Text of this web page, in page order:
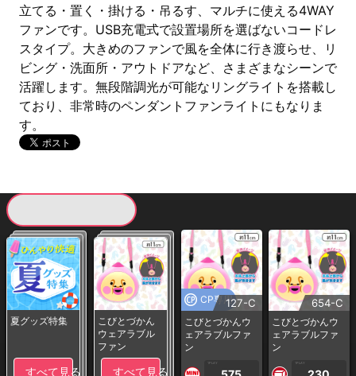
立てる・置く・掛ける・吊るす、マルチに使える4WAY
ファンです。USB充電式で設置場所を選ばないコードレ
スタイプ。大きめのファンで風を全体に行き渡らせ、リ
ビング・洗面所・アウトドアなど、さまざまなシーンで
活躍します。無段階調光が可能なリングライトを搭載し
ており、非常時のペンダントファンライトにもなりま
す。
夏グッズ特集
すべて見る
こびとづかん
ウェアラブル
ファン
すべて見る
CP専用127-C
こびとづかんウ
ェアラブルファ
ン
1PLAY
654-C
こびとづかんウ
ェアラブルファ
ン
1PLAY